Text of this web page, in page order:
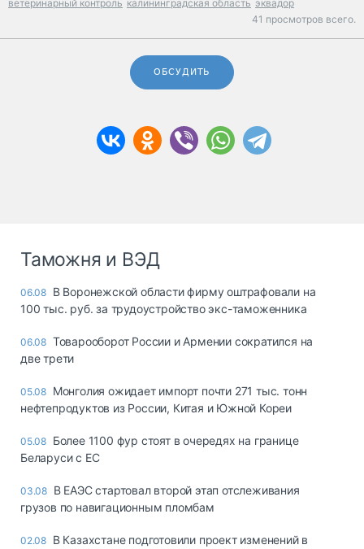
ветеринарный контроль калининградская область эквадор
41 просмотров всего.
ОБСУДИТЬ
Таможня и ВЭД
06.08 В Воронежской области фирму оштрафовали на
100 тыс. руб. за трудоустройство экс-таможенника
06.08 Товарооборот России и Армении сократился на
две трети
05.08 Монголия ожидает импорт почти 271 тыс. тонн
нефтепродуктов из России, Китая и Южной Кореи
05.08 Более 1100 фур стоят в очередях на границе
Беларуси с ЕС
03.08 В ЕАЭС стартовал второй этап отслеживания
грузов по навигационным пломбам
02.08 В Казахстане подготовили проект изменений в